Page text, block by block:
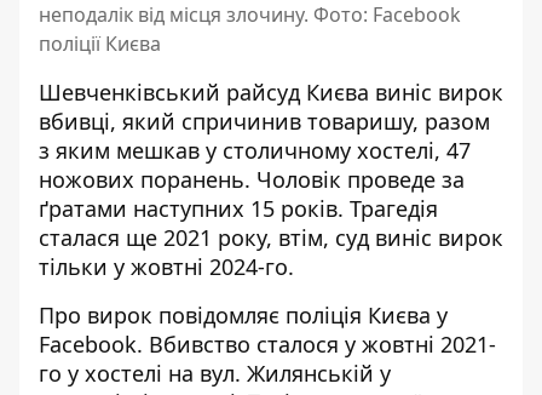
неподалік від місця злочину. Фото: Facebook
поліції Києва
Шевченківський райсуд Києва виніс вирок
вбивці, який спричинив товаришу, разом
з яким мешкав у столичному хостелі, 47
ножових поранень. Чоловік проведе за
ґратами наступних 15 років. Трагедія
сталася ще 2021 року, втім, суд виніс вирок
тільки у жовтні 2024-го.
Про вирок повідомляє поліція Києва у
Facebook. Вбивство сталося у жовтні 2021-
го у хостелі на вул. Жилянській у